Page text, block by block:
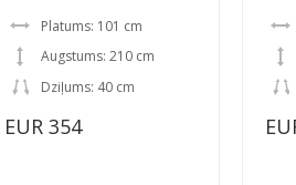
Platums: 101 cm
Augstums: 210 cm
Dziļums: 40 cm
EUR 354